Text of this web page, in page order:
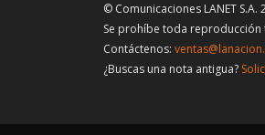
© Comunicaciones LANET S.A.
Se prohíbe toda reproducción
Contáctenos:
¿Buscas una nota antigua?